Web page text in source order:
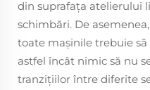
din suprafața atelierului
schimbări. De
toate mașinile trebuie
astfel încât nimic să nu
tranzițiilor între diferite